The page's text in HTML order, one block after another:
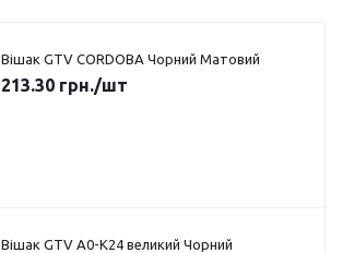
Вішак GTV CORDOBA Чорний Матовий
213.30 грн./шт
Вішак GTV A0-K24 великий Чорний